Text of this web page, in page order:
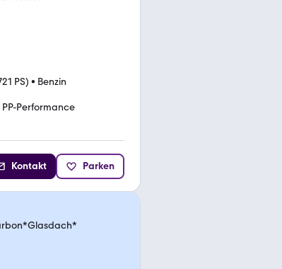
PS) • Benzin
PP-Performance
Kontakt Parken